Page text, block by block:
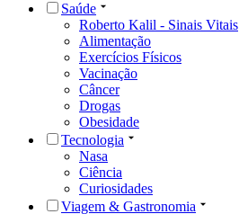
Saúde
Roberto Kalil - Sinais Vitais
Alimentação
Exercícios Físicos
Vacinação
Câncer
Drogas
Obesidade
Tecnologia
Nasa
Ciência
Curiosidades
Viagem & Gastronomia